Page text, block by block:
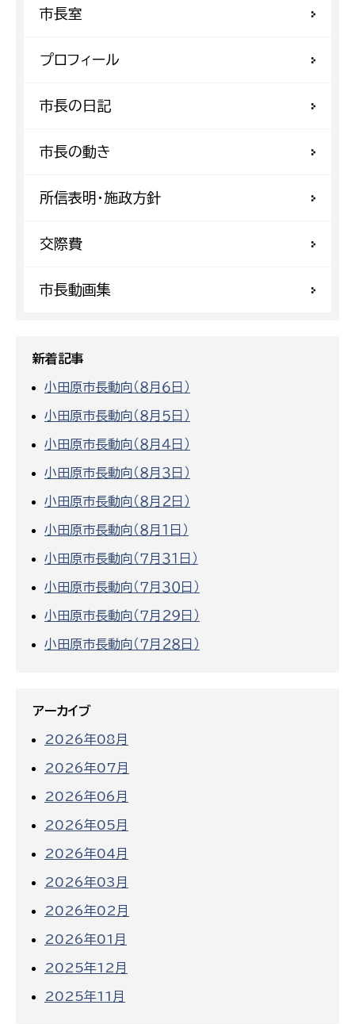
市長室
プロフィール
市長の日記
市長の動き
所信表明・施政方針
交際費
市長動画集
新着記事
小田原市長動向（８月６日）
小田原市長動向（８月５日）
小田原市長動向（８月４日）
小田原市長動向（８月３日）
小田原市長動向（８月２日）
小田原市長動向（８月１日）
小田原市長動向（７月３１日）
小田原市長動向（７月３０日）
小田原市長動向（７月２９日）
小田原市長動向（７月２８日）
アーカイブ
2026年08月
2026年07月
2026年06月
2026年05月
2026年04月
2026年03月
2026年02月
2026年01月
2025年12月
2025年11月